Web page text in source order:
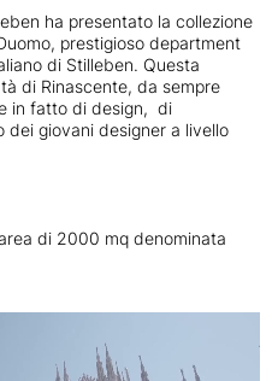
ha presentato la collezione
prestigioso department
di Stilleben. Questa
di Rinascente, da sempre
in fatto di design, di
dei giovani designer a livello
di 2000 mq denominata